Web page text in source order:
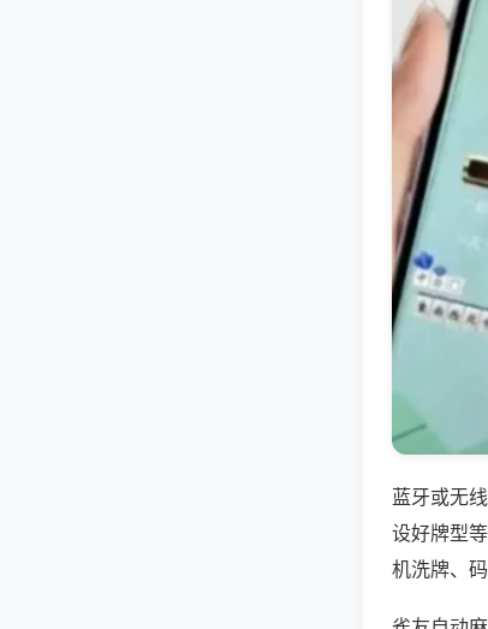
蓝牙或无
设好牌型
机洗牌、